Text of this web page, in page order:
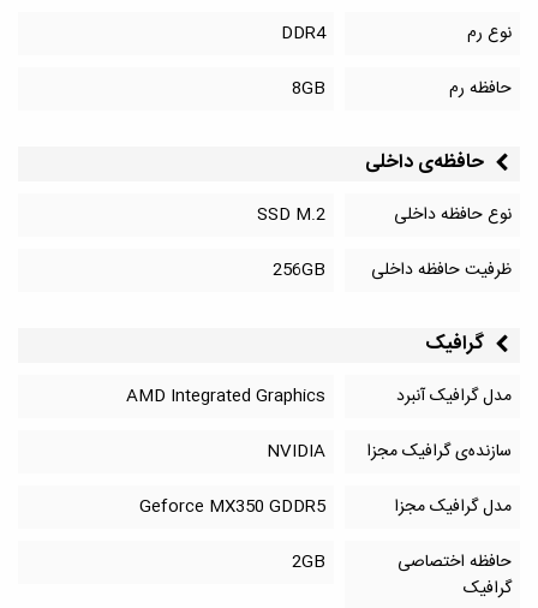
نوع رم
DDR4
حافظه رم
8GB
حافظه‌‌ی داخلی
نوع حافظه داخلی
SSD M.2
ظرفیت حافظه داخلی
256GB
گرافیک
مدل گرافیک آنبرد
AMD Integrated Graphics
سازنده‌ی گرافیک مجزا
NVIDIA
مدل گرافیک مجزا
Geforce MX350 GDDR5
حافظه اختصاصی
گرافیک
2GB